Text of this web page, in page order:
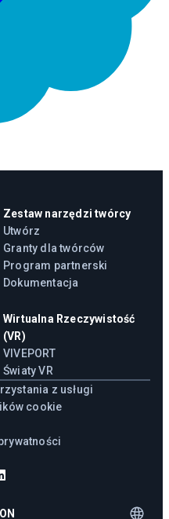
Zestaw narzędzi twórcy
Utwórz
Granty dla twórców
Program partnerski
Dokumentacja
Wirtualna Rzeczywistość
(VR)
VIVEPORT
Światy VR
z usługi
cookie